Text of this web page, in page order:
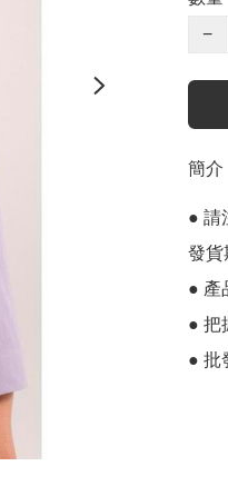
−
簡介
● 請
發貨
● 產
● 把